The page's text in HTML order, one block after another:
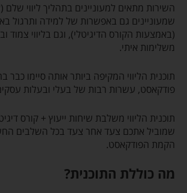
השירות מתאים למעוניינים בתהליך ליווי
שמעוניינים גם באפשרות של למידה ותרגול
(באמצעות הקורס הדיגיטלי), וגם בליווי צמוד
משלימות איתי.
תוכנית הליווי המקיפה ביותר אותה סיימו
פודקאסט, עשרות רבות של בעלי ובעלות
תוכנית הליווי משלבת שיחות ייעוץ + קורס
שמוביל אתכם צעד אחר צעד בכל השלבים
הקמת הפודקאסט.
מה כוללת התוכנית?